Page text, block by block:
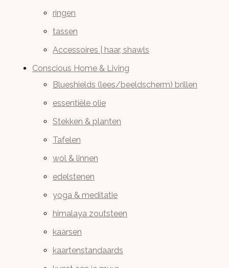
ringen
tassen
Accessoires | haar, shawls
Conscious Home & Living
Blueshields (lees/beeldscherm) brillen
essentiële olie
Stekken & planten
Tafelen
wol & linnen
edelstenen
yoga & meditatie
himalaya zoutsteen
kaarsen
kaartenstandaards